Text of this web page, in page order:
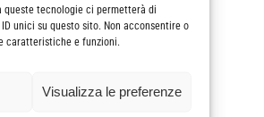
queste tecnologie ci permetterà di
unici su questo sito. Non acconsentire o
caratteristiche e funzioni.
Visualizza le preferenze